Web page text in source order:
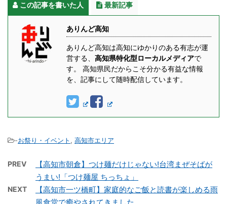
この記事を書いた人 最新記事
ありんど高知
ありんど高知は高知にゆかりのある有志が運
営する、 高知県特化型ローカルメディアで
す。 高知県民だからこそ分かる有益な情報
を、記事にして随時配信しています。
-お祭り・イベント , 高知市エリア
PREV
【高知市朝倉】つけ麺だけじゃない!台湾まぜそばが
うまい!「つけ麺屋 ちっちょ」
NEXT
【高知市一ツ橋町】家庭的なご飯と読書が楽しめる雨